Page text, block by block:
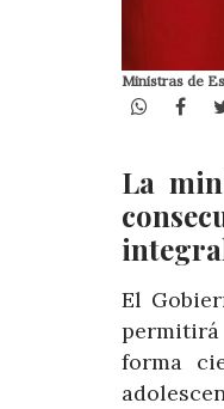
Ministras de
La
El
permitirá
forma